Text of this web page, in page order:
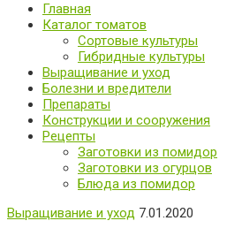
Главная
Каталог томатов
Сортовые культуры
Гибридные культуры
Выращивание и уход
Болезни и вредители
Препараты
Конструкции и сооружения
Рецепты
Заготовки из помидор
Заготовки из огурцов
Блюда из помидор
Выращивание и уход 7.01.2020